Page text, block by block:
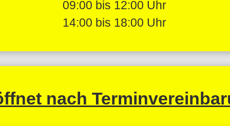
09:00 bis 12:00 Uhr
14:00 bis 18:00 Uhr
nach